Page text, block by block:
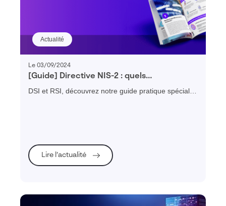
Actualité
Le 03/09/2024
[Guide] Directive NIS-2 : quels
changements faut il prévoir ?
DSI et RSI, découvrez notre guide pratique spécial
Lire l’actualité